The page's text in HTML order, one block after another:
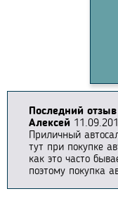
Последний отзыв
Алексей
Приличный
тут при покупке
как это часто
поэтому покупка